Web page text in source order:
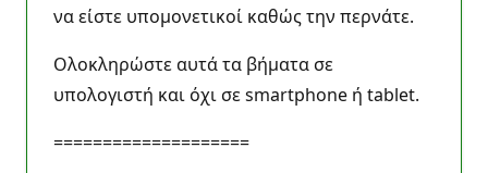
να είστε υπομονετικοί καθώς την περνάτε.
Ολοκληρώστε αυτά τα βήματα σε
υπολογιστή και όχι σε smartphone ή tablet.
====================